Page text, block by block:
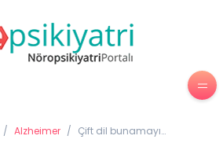
/ Alzheimer / Çift dil bunamayı